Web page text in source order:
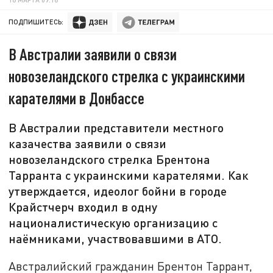
ПОДПИШИТЕСЬ:
В Австралии заявили о связи
новозеландского стрелка с украинскими
карателями в Донбассе
В Австралии представители местного
казачества заявили о связи
новозеландского стрелка Брентона
Тарранта с украинскими карателями. Как
утверждается, идеолог бойни в городе
Крайстчерч входил в одну
националистическую организацию с
наёмниками, участвовавшими в АТО.
Австралийский гражданин Брентон Таррант,